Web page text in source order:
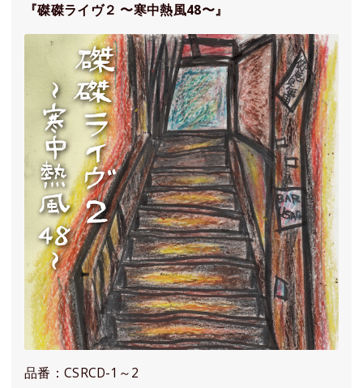
『磔磔ライヴ２ 〜寒中熱風48〜』
品番：CSRCD-1～2